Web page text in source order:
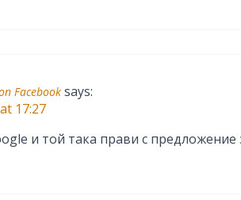
Facebook says:
17:27
и той така прави с предложение